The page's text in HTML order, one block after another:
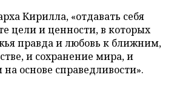
Кирилла, «отдавать себя
цели и ценности, в которых
правда и любовь к ближним,
и сохранение мира, и
основе справедливости».